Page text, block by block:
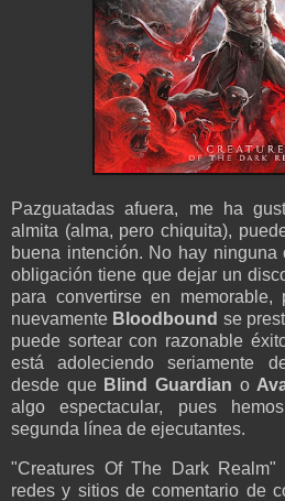
Pazguatadas afuera, me ha
almita (alma, pero chiquita),
buena intención. No hay
obligación tiene que dejar un
para convertirse en
nuevamente Bloodbound se
puede sortear con razonable
está adoleciendo seriamente
desde que Blind Guardian o
algo espectacular, pues
segunda línea de ejecutantes.
"Creatures Of The Dark
redes y sitios de comentario de